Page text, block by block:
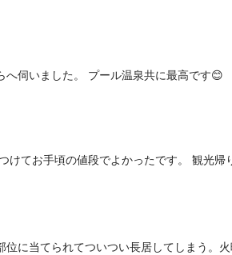
伺いました。 プール温泉共に最高です😊
けてお手頃の値段でよかったです。 観光帰
に当てられてついつい長居してしまう。